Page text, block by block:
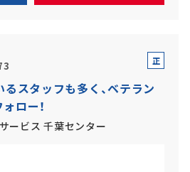
正
員
るスタッフも多く、ベテラン
ロー！
ービス 千葉センター